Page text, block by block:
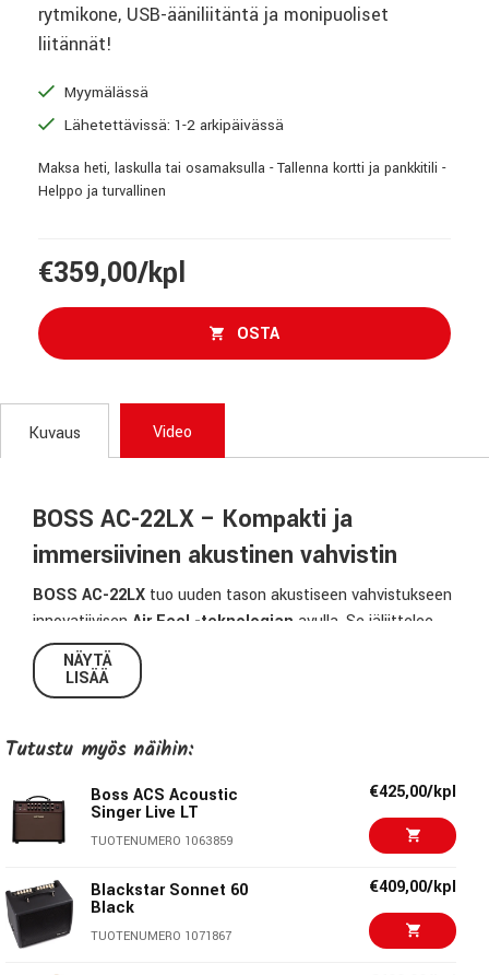
rytmikone, USB-ääniliitäntä ja monipuoliset
liitännät!
Myymälässä
Lähetettävissä: 1-2 arkipäivässä
Maksa heti, laskulla tai osamaksulla - Tallenna kortti ja pankkitili -
Helppo ja turvallinen
€359,00/kpl
OSTA
Kuvaus Video
BOSS AC-22LX – Kompakti ja
immersiivinen akustinen vahvistin
BOSS AC-22LX tuo uuden tason akustiseen vahvistukseen
innovatiivisen Air Feel -teknologian avulla. Se jäljittelee
studioluokan stereomikitystä
kitaroille ja muille mikitettyille instrumenteille syvän, laajan
ja luonnollisesti resonoivan soinnin.
Vahvistimessa onkaksi 5" custom-kaiutinta
koostaan huolimatta. Käytettävissä on
viisi Air Feel -
, sisäänrakennettu rytmikone, 15 muistipaikkaa
soundien tallentamiseen sekä USB-ääniliitäntä
äänittämiseen ja livestriimaukseen.
Monipuolinen liitettävyyssisältää XLR-mikrofonitulon
phantom-syötöllä, linjatason stereolähdön, aux-tulon sekä
NÄYTÄ
LISÄÄ
Tutustu myös näihin:
Boss ACS Acoustic
Singer Live LT
TUOTENUMERO 1063859
€425,00/kpl
Blackstar Sonnet 60
Black
TUOTENUMERO 1071867
€409,00/kpl